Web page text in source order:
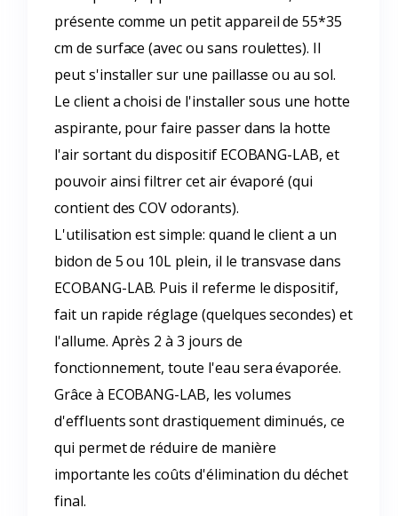
présente comme un petit appareil de 55*35
cm de surface (avec ou sans roulettes). Il
peut s'installer sur une paillasse ou au sol.
Le client a choisi de l'installer sous une hotte
aspirante, pour faire passer dans la hotte
l'air sortant du dispositif ECOBANG-LAB, et
pouvoir ainsi filtrer cet air évaporé (qui
contient des COV odorants).
L'utilisation est simple: quand le client a un
bidon de 5 ou 10L plein, il le transvase dans
ECOBANG-LAB. Puis il referme le dispositif,
fait un rapide réglage (quelques secondes) et
l'allume. Après 2 à 3 jours de
fonctionnement, toute l'eau sera évaporée.
Grâce à ECOBANG-LAB, les volumes
d'effluents sont drastiquement diminués, ce
qui permet de réduire de manière
importante les coûts d'élimination du déchet
final.